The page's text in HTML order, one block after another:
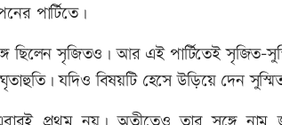
পার্টিতে।
ছিলেন সৃজিতও। আর এই পার্টিতেই সৃজিত-
যদিও বিষয়টি হেসে উড়িয়ে দেন